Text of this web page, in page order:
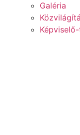
Galéria